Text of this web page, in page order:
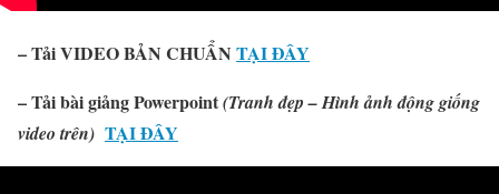
– Tải VIDEO BẢN CHUẨN TẠI ĐÂY
–Tảibài giảng Powerpoint(Tranh đẹp – Hình ảnh động giống
video trên) TẠI ĐÂY